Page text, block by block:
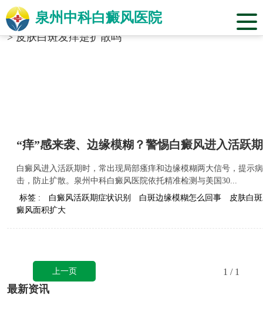
泉州中科白癜风医院
当前位置：福建省泉州市中科白癜风医院
标签合辑
>皮肤白斑发痒是扩散吗
“痒”感来袭、边缘模糊？警惕白癜风进入活跃
白癜风进入活跃期时，常出现局部瘙痒和边缘模糊两大信号，提示
击，防止扩散。泉州中科白癜风医院依托精准检测与美国30...
标签 :
白癜风活跃期症状识别 白斑边缘模糊怎么回事
皮肤白
癜风面积扩大
上一页 1 / 1
最新资讯